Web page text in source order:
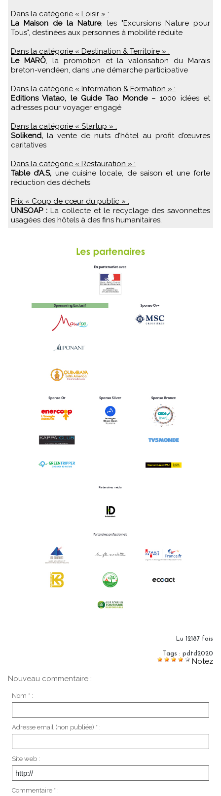
Dans la catégorie « Loisir » :
La Maison de la Nature, les "Excursions Nature pour
Tous", destinées aux personnes à mobilité réduite
Dans la catégorie « Destination & Territoire » :
Le MARÔ, la promotion et la valorisation du Marais
breton-vendéen, dans une démarche participative
Dans la catégorie « Information & Formation » :
Editions Viatao, le Guide Tao Monde– 1000 idées et
adresses pour voyager engagé
Dans la catégorie « Startup » :
Solikend, la vente de nuits d’hôtel au profit d’œuvres
caritatives
Dans la catégorie « Restauration » :
Table d’A.S, une cuisine locale, de saison et une forte
réduction des déchets
Prix « Coup de cœur du public » :
UNISOAP : La collecte et le recyclage des savonnettes
usagées des hôtels à des fins humanitaires.
Lu 12187 fois
Tags : pdtd2020
Notez
Nouveau commentaire :
Nom * :
Adresse email (non publiée) * :
Site web :
Commentaire * :